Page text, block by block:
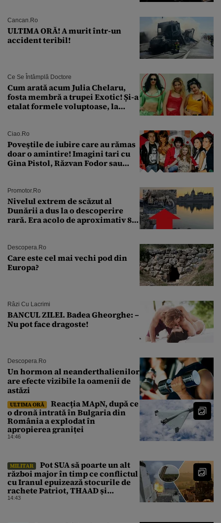
Cancan.ro
ULTIMA ORĂ! A murit într-un
accident teribil!
Ce Se Întâmplă Doctore
Cum arată acum Julia Chelaru,
fosta membră a trupei Exotic! Și-a
etalat formele voluptoase, la
Ciao.ro
Poveştile de iubire care au rămas
doar o amintire! Imagini tari cu
Gina Pistol, Răzvan Fodor sau
Promotor.ro
Nivelul extrem de scăzut al
Dunării a dus la o descoperire
rară. Era acolo de aproximativ 80
Descopera.ro
Care este cel mai vechi pod din
Europa?
Râzi Cu Lacrimi
BANCUL ZILEI. Badea Gheorghe: –
Nu pot face dragoste!
Descopera.ro
Un hormon al neanderthalienilor
are efecte vizibile la oamenii de
astăzi
ULTIMA ORĂ
Reacția MApN, după ce
o dronă intrată în Bulgaria din
România a explodat în
apropierea graniței
14:46
MILITAR
Pot SUA să poarte un alt
război major în timp ce conflictul
cu Iranul epuizează stocurile de
rachete Patriot, THAAD și
Tomahawk?
14:43